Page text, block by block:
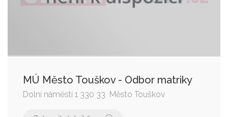
MÚ Město Touškov - Odbor matriky
Dolní náměstí 1 330 33 Město Touškov